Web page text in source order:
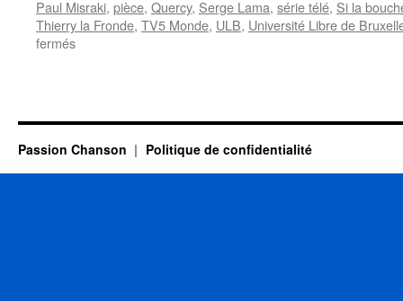
Paul Misraki, pièce, Quercy, Serge Lama, série télé, Si la
Thierry la Fronde, TV5 Monde, ULB, Université Libre de
ferméssur
Passion Chanson Politique de confidentialité